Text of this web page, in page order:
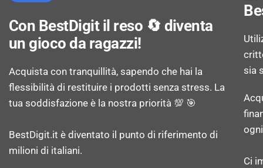
Capacità della RAM: 4 GB
Capacità memoria interna: 128 GB
MicroSDHC, MicroSDXC
Con BestDigit il reso 🔄 diventa
un gioco da ragazzi!
Acquista con tranquillità, sapendo che hai la
flessibilità di restituire i prodotti senza stress. La
tua soddisfazione è la nostra priorità 💯 🎯
BestDigit.it è diventato il punto di riferimento di
milioni di italiani.
sia
Ci